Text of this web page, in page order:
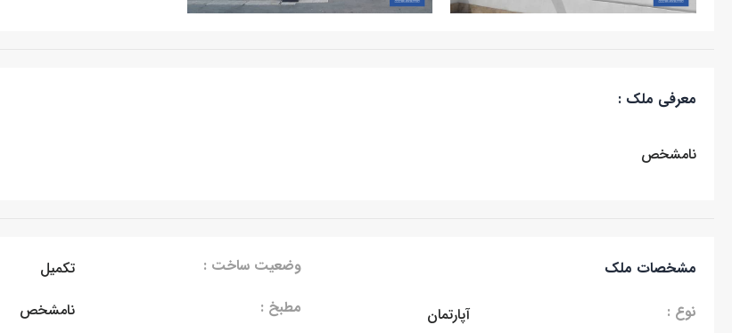
معرفی ملک :
نامشخص
مشخصات ملک
نوع :
آپارتمان
وضعیت ساخت :
تکمیل
مطبخ :
نامشخص